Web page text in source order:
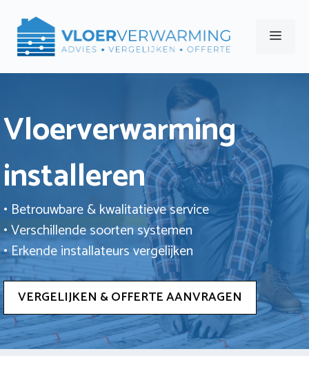
naar
Menu
Vloerverwarming
installeren
• Betrouwbare & kwalitatieve service
• Verschillende soorten systemen
• Erkende installateurs vergelijken
VERGELIJKEN & OFFERTE AANVRAGEN